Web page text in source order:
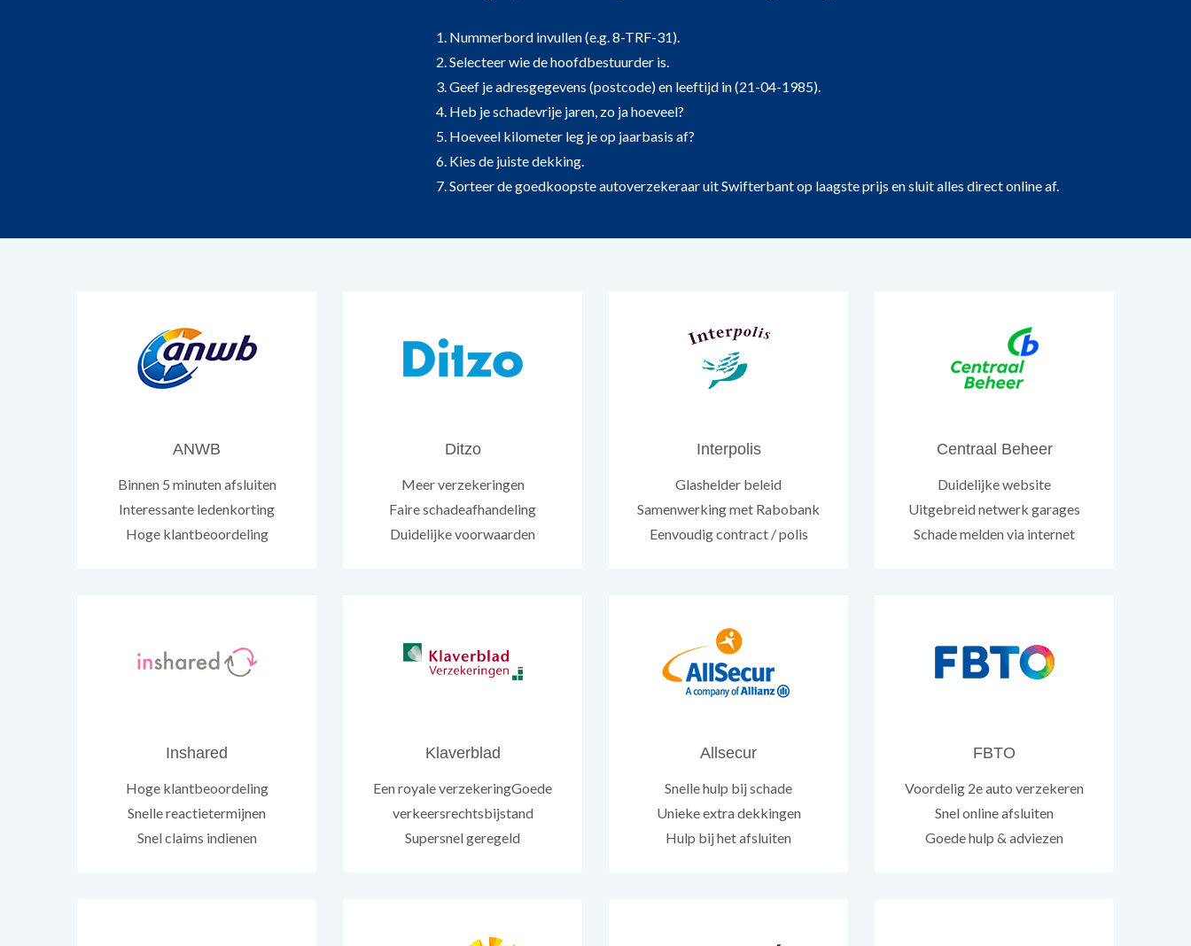
1. Nummerbord invullen (e.g. 8-TRF-31).
2. Selecteer wie de hoofdbestuurder is.
3. Geef je adresgegevens (postcode) en leeftijd in (21-04-1985).
4. Heb je schadevrije jaren, zo ja hoeveel?
5. Hoeveel kilometer leg je op jaarbasis af?
6. Kies de juiste dekking.
7. Sorteer de goedkoopste autoverzekeraar uit Swifterbant op laagste prijs en sluit alles direct online af.
ANWB
Binnen 5 minuten afsluiten
Interessante ledenkorting
Hoge klantbeoordeling
Ditzo
Meer verzekeringen
Faire schadeafhandeling
Duidelijke voorwaarden
Interpolis
Glashelder beleid
Samenwerking met Rabobank
Eenvoudig contract / polis
Centraal Beheer
Duidelijke website
Uitgebreid netwerk garages
Schade melden via internet
Inshared
Hoge klantbeoordeling
Snelle reactietermijnen
Snel claims indienen
Klaverblad
Een royale verzekeringGoede
verkeersrechtsbijstand
Supersnel geregeld
Allsecur
Snelle hulp bij schade
Unieke extra dekkingen
Hulp bij het afsluiten
FBTO
Voordelig 2e auto verzekeren
Snel online afsluiten
Goede hulp & adviezen